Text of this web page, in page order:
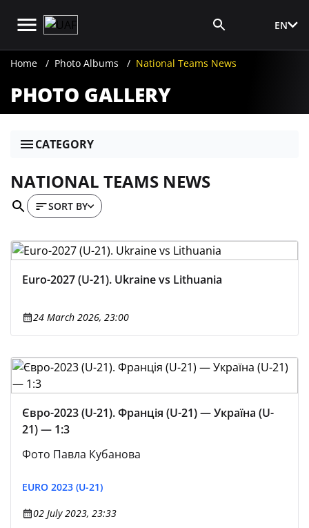
EN
Home Photo Albums National Teams News
PHOTO GALLERY
CATEGORY
NATIONAL TEAMS NEWS
SORT BY
Euro-2027 (U-21). Ukraine vs Lithuania
24 March 2026, 23:00
Євро-2023 (U-21). Франція (U-21) — Україна (U-
21) — 1:3
Фото Павла Кубанова
EURO 2023 (U-21)
02 July 2023, 23:33